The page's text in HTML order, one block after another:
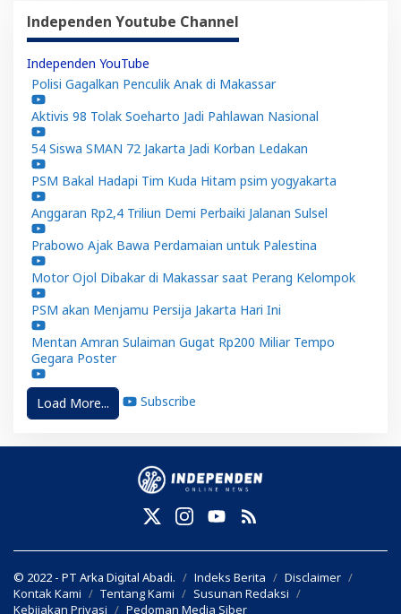
Independen Youtube Channel
Independen YouTube
Polisi Gagalkan Penculik Anak di Makassar
Aktivis 98 Tolak Soeharto Jadi Pahlawan Nasional
54 Siswa SMAN 72 Jakarta Jadi Korban Ledakan
PSM Bakal Hadapi Tim Kuda Hitam psim yogyakarta
Anggaran Rp2,4 Triliun Demi Perbaiki Jalanan Sulsel
Prabowo Ajak Bawa Perdamaian untuk Palestina
Motor Ojol Dibakar di Makassar saat Perang Kelompok
PSM akan Menjamu Persija Jakarta Hari Ini
Mentan Amran Sulaiman Gugat Rp200 Miliar Tempo
Gegara Poster
Load More... Subscribe
© 2022 - PT Arka Digital Abadi. Indeks Berita
Disclaimer
Kontak Kami
Tentang Kami
Susunan Redaksi
Kebijakan Privasi
Pedoman Media Siber